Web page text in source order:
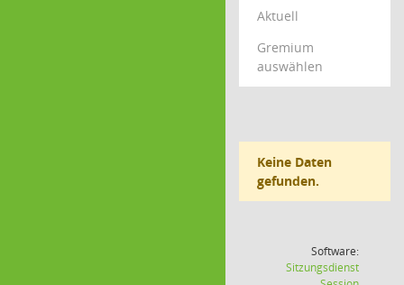
Aktuell
Gremium
auswählen
Keine Daten
gefunden.
Software:
Sitzungsdienst